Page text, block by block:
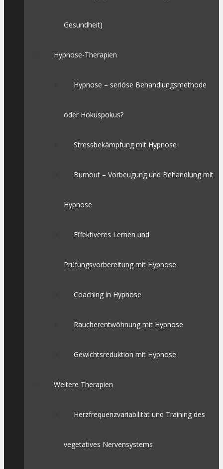
Gesundheit)
Hypnose-Therapien
Hypnose – seriöse Behandlungsmethode
oder Hokuspokus?
Stressbekämpfung mit Hypnose
Burnout – Vorbeugung und Behandlung mit
Hypnose
Effektiveres Lernen und
Prüfungsvorbereitung mit Hypnose
Coaching in Hypnose
Raucherentwöhnung mit Hypnose
Gewichtsreduktion mit Hypnose
Weitere Therapien
Herzfrequenzvariabilität und Training des
vegetatives Nervensystems